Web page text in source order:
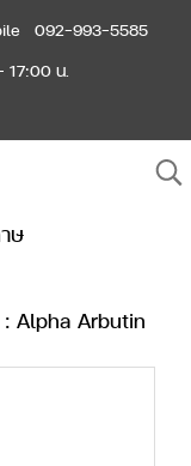
092-993-5585
17:00 น.
ษ
Alpha Arbutin